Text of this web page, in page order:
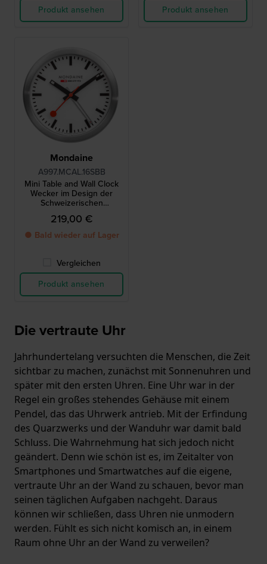
Produkt ansehen
Produkt ansehen
Mondaine
A997.MCAL.16SBB
Mini Table and Wall Clock
Wecker im Design der
Schweizerischen
Bundesbahnen 12,5cm
219,00 €
● Bald wieder auf Lager
Vergleichen
Produkt ansehen
Die vertraute Uhr
Jahrhundertelang versuchten die Menschen, die Zeit
sichtbar zu machen, zunächst mit Sonnenuhren und
später mit den ersten Uhren. Eine Uhr war in der
Regel ein großes stehendes Gehäuse mit einem
Pendel, das das Uhrwerk antrieb. Mit der Erfindung
des Quarzwerks und der Wanduhr war damit bald
Schluss. Die Wahrnehmung hat sich jedoch nicht
geändert. Denn wie schön ist es, im Zeitalter von
Smartphones und Smartwatches auf die eigene,
vertraute Uhr an der Wand zu schauen, bevor man
seinen täglichen Aufgaben nachgeht. Daraus
können wir schließen, dass Uhren nie unmodern
werden. Fühlt es sich nicht komisch an, in einem
Raum ohne Uhr an der Wand zu verweilen?